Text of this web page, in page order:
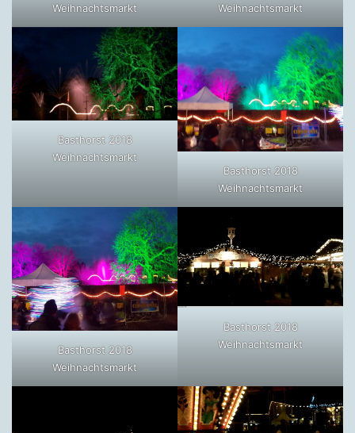
Weihnachtsmarkt
Weihnachtsmarkt
Basthorst 2018
Weihnachtsmarkt
Basthorst 2018
Weihnachtsmarkt
Basthorst 2018
Weihnachtsmarkt
Basthorst 2018
Weihnachtsmarkt